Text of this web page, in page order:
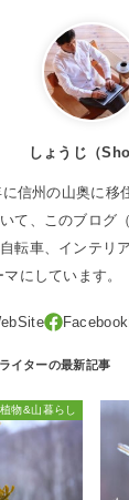
しょうじ（
信州の山奥に移
て、このブログ
転車、インテリ
にしています。
物&山暮らし